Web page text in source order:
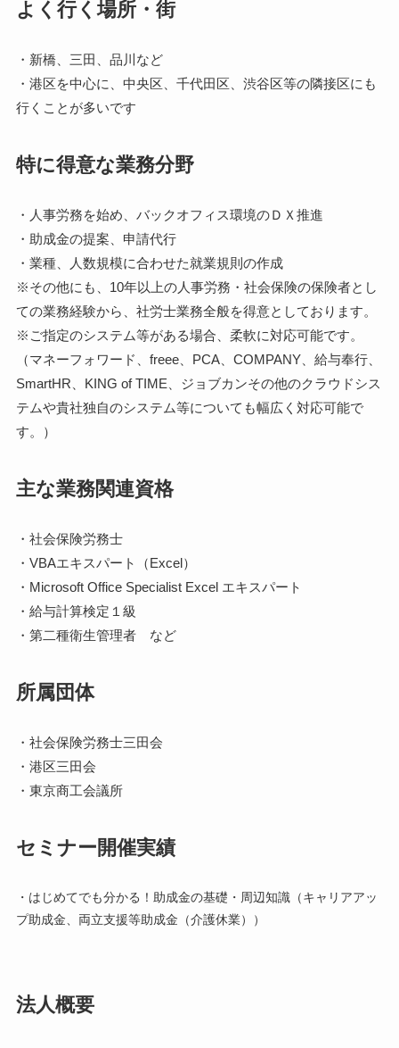
よく行く場所・街
・新橋、三田、品川など
・港区を中心に、中央区、千代田区、渋谷区等の隣接区にも
行くことが多いです
特に得意な業務分野
・人事労務を始め、バックオフィス環境のＤＸ推進
・助成金の提案、申請代行
・業種、人数規模に合わせた就業規則の作成
※その他にも、10年以上の人事労務・社会保険の保険者とし
ての業務経験から、社労士業務全般を得意としております。
※ご指定のシステム等がある場合、柔軟に対応可能です。
（マネーフォワード、freee、PCA、COMPANY、給与奉行、
SmartHR、KING of TIME、ジョブカンその他のクラウドシス
テムや貴社独自のシステム等についても幅広く対応可能で
す。）
主な業務関連資格
・社会保険労務士
・VBAエキスパート（Excel）
・Microsoft Office Specialist Excel エキスパート
・給与計算検定１級
・第二種衛生管理者 など
所属団体
・社会保険労務士三田会
・港区三田会
・東京商工会議所
セミナー開催実績
・はじめてでも分かる！助成金の基礎・周辺知識（キャリアアッ
プ助成金、両立支援等助成金（介護休業））
法人概要